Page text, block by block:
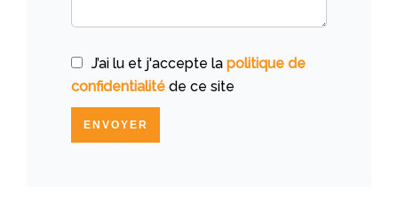
J’ai lu et j'accepte la politique de
confidentialité de ce site
ENVOYER